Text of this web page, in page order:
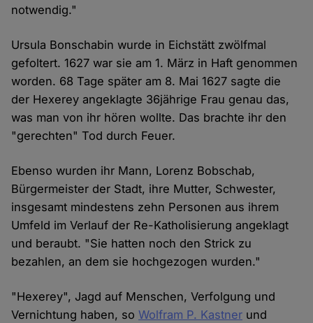
notwendig."
Ursula Bonschabin wurde in Eichstätt zwölfmal
gefoltert. 1627 war sie am 1. März in Haft genommen
worden. 68 Tage später am 8. Mai 1627 sagte die
der Hexerey angeklagte 36jährige Frau genau das,
was man von ihr hören wollte. Das brachte ihr den
"gerechten" Tod durch Feuer.
Ebenso wurden ihr Mann, Lorenz Bobschab,
Bürgermeister der Stadt, ihre Mutter, Schwester,
insgesamt mindestens zehn Personen aus ihrem
Umfeld im Verlauf der Re-Katholisierung angeklagt
und beraubt. "Sie hatten noch den Strick zu
bezahlen, an dem sie hochgezogen wurden."
"Hexerey", Jagd auf Menschen, Verfolgung und
Vernichtung haben, soWolfram P. Kastner und